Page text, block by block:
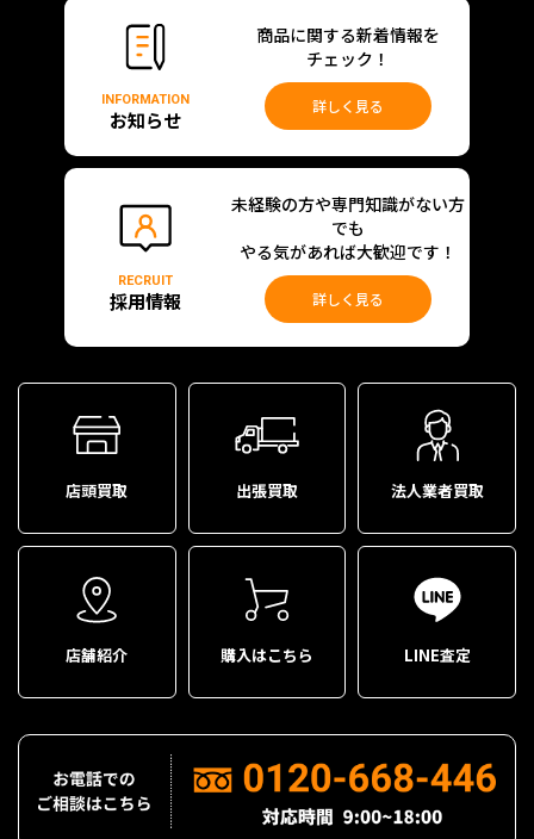
INFORMATION
お知らせ
商品に関する新着情報を
チェック！
詳しく見る
RECRUIT
採用情報
未経験の方や専門知識がない方
でも
やる気があれば大歓迎です！
詳しく見る
店頭買取 出張買取 法人業者買取
店舗紹介 購入はこちら LINE査定